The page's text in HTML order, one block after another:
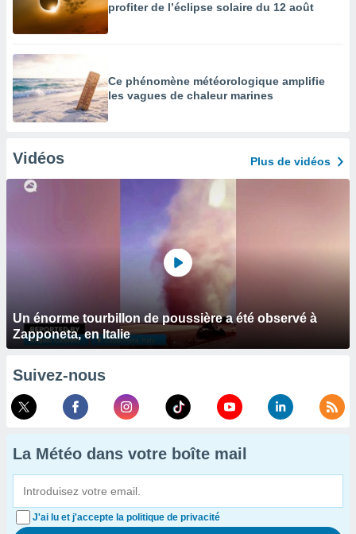
profiter de l’éclipse solaire du 12 août
Ce phénomène météorologique amplifie
les vagues de chaleur marines
Vidéos Plus de vidéos
Un énorme tourbillon de poussière a été observé à
Zapponeta, en Italie
Suivez-nous
La Météo dans votre boîte mail
J'ai lu et j'accepte la politique de privacité